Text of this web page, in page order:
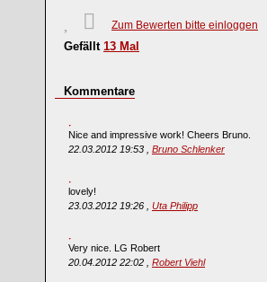
Zum Bewerten bitte einloggen
Gefällt 13 Mal
Kommentare
Nice and impressive work! Cheers Bruno.
22.03.2012 19:53 , Bruno Schlenker
lovely!
23.03.2012 19:26 , Uta Philipp
Very nice. LG Robert
20.04.2012 22:02 , Robert Viehl